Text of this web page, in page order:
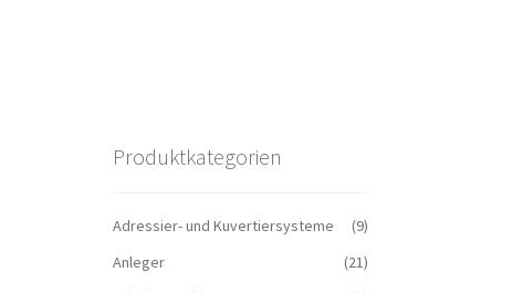
Produktkategorien
Adressier- und Kuvertiersysteme
(9)
Anleger
(21)